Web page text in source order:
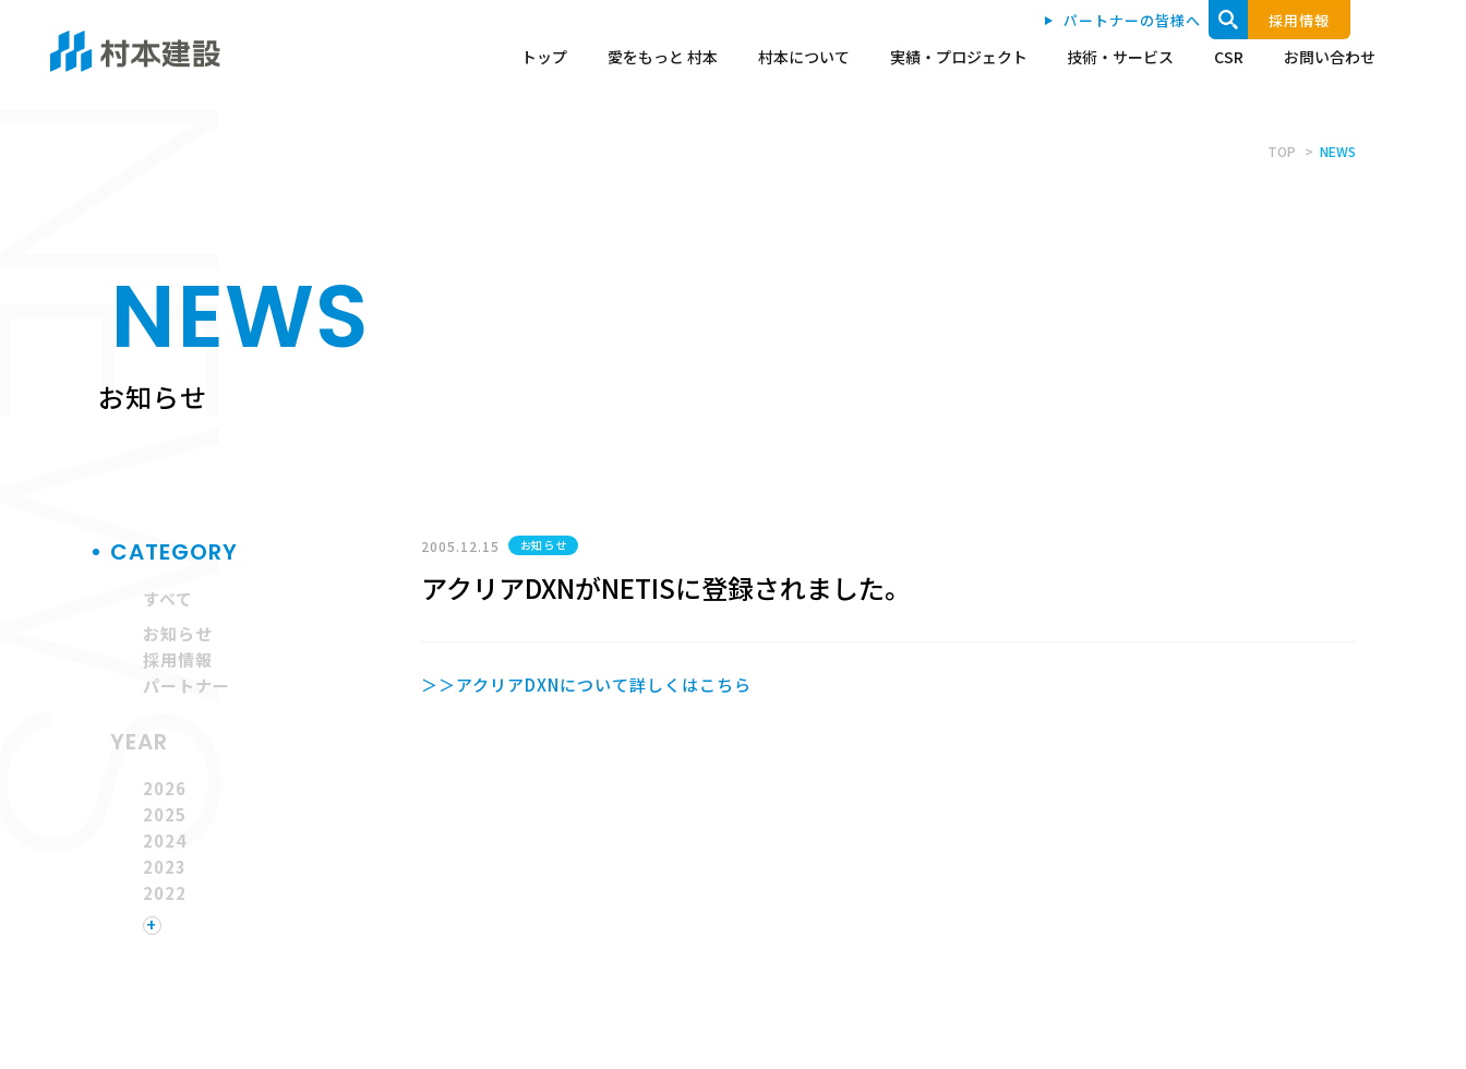
トップ 愛をもっと 村本 村本について 実績・プロジェクト 技術・サービス CSR お問い合わせ
パートナーの皆様へ 採用情報
TOP NEWS
NEWS
お知らせ
CATEGORY
すべて
お知らせ
採用情報
パートナー
YEAR
2026
2025
2024
2023
2022
2021
+
2005.12.15 お知らせ
アクリアDXNがNETISに登録されました。
＞＞アクリアDXNについて詳しくはこちら